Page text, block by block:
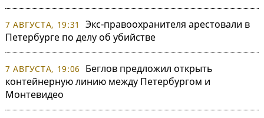
7 АВГУСТА, 19:31
Экс-правоохранителя арестовали в
Петербурге по делу об убийстве
7 АВГУСТА, 19:06
Беглов предложил открыть
контейнерную линию между Петербургом и
Монтевидео